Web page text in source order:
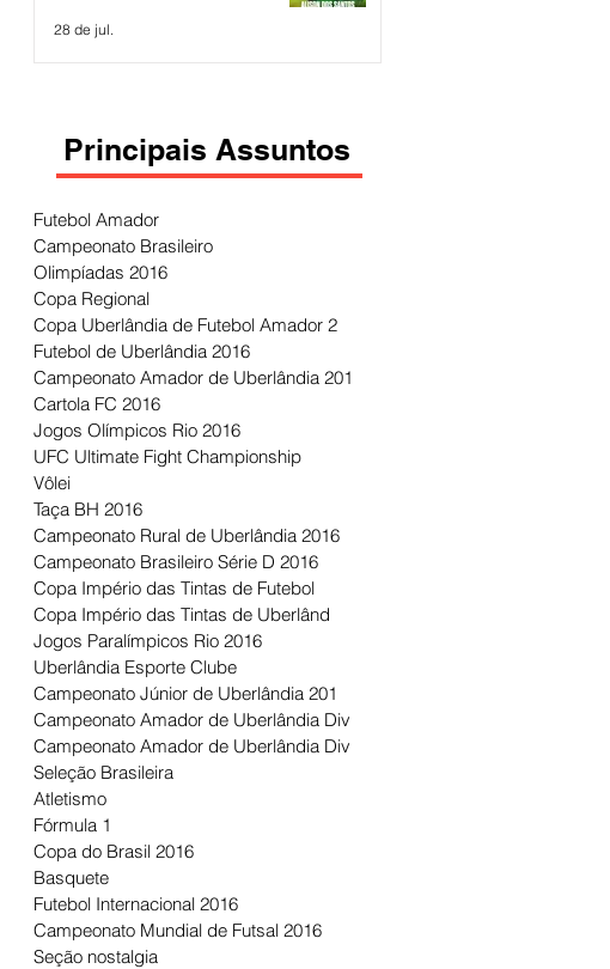
28 de jul.
Principais Assuntos
Futebol Amador
Campeonato Brasileiro
Olimpíadas 2016
Copa Regional
Copa Uberlândia de Futebol Amador 2
Futebol de Uberlândia 2016
Campeonato Amador de Uberlândia 201
Cartola FC 2016
Jogos Olímpicos Rio 2016
UFC Ultimate Fight Championship
Vôlei
Taça BH 2016
Campeonato Rural de Uberlândia 2016
Campeonato Brasileiro Série D 2016
Copa Império das Tintas de Futebol
Copa Império das Tintas de Uberlând
Jogos Paralímpicos Rio 2016
Uberlândia Esporte Clube
Campeonato Júnior de Uberlândia 201
Campeonato Amador de Uberlândia Div
Campeonato Amador de Uberlândia Div
Seleção Brasileira
Atletismo
Fórmula 1
Copa do Brasil 2016
Basquete
Futebol Internacional 2016
Campeonato Mundial de Futsal 2016
Seção nostalgia